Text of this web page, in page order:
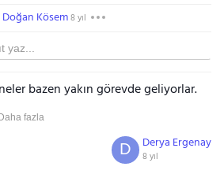
Doğan Kösem8 yıl
bazen yakın görevde geliyorlar.
Daha fazla
Derya Ergenay
8 yıl
D